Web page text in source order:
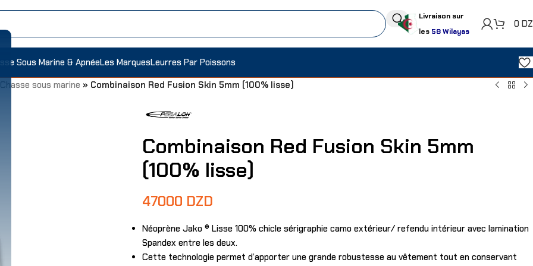
Livraison sur
les 58 Wilayas
0
Sous Marine & ApnéeLes MarquesLeurres Par Poissons
sous marine » Combinaison Red Fusion Skin 5mm (100% lisse)
Combinaison Red Fusion Skin 5mm
(100% lisse)
47000 DZD
Néoprène Jako ® Lisse 100% chicle sérigraphie camo extérieur/ refendu intérieur avec lamination
Spandex entre les deux.
Cette technologie permet d’apporter une grande robustesse au vêtement tout en conservant